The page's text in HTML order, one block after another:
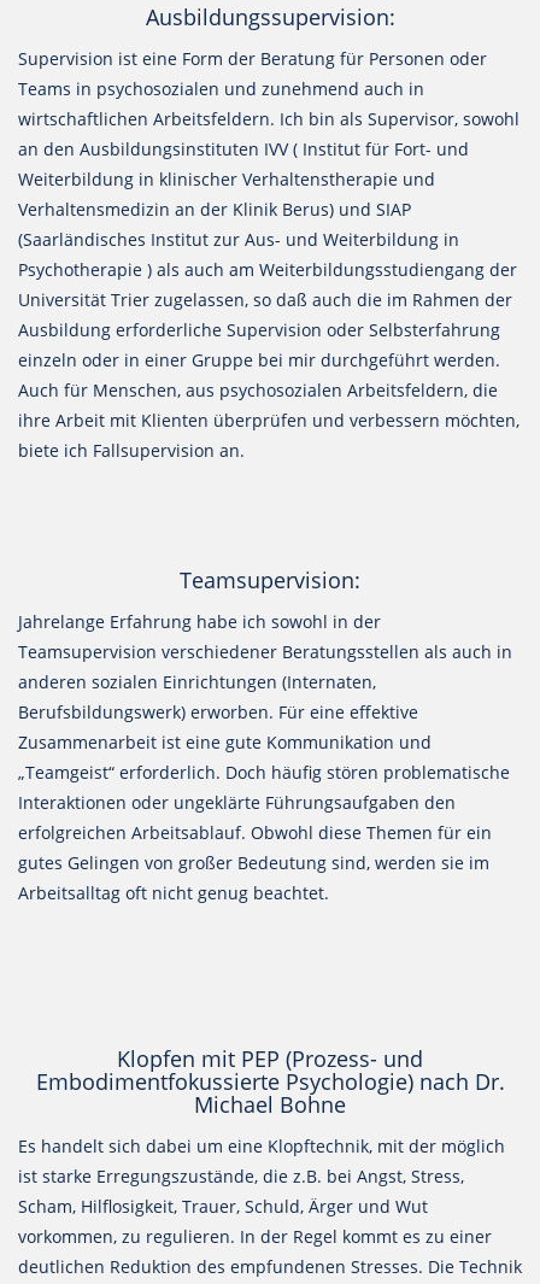
Ausbildungssupervision:
Supervision ist eine Form der Beratung für Personen oder
Teams in psychosozialen und zunehmend auch in
wirtschaftlichen Arbeitsfeldern. Ich bin als Supervisor, sowohl
an den Ausbildungsinstituten IVV ( Institut für Fort- und
Weiterbildung in klinischer Verhaltenstherapie und
Verhaltensmedizin an der Klinik Berus) und SIAP
(Saarländisches Institut zur Aus- und Weiterbildung in
Psychotherapie ) als auch am Weiterbildungsstudiengang der
Universität Trier zugelassen, so daß auch die im Rahmen der
Ausbildung erforderliche Supervision oder Selbsterfahrung
einzeln oder in einer Gruppe bei mir durchgeführt werden.
Auch für Menschen, aus psychosozialen Arbeitsfeldern, die
ihre Arbeit mit Klienten überprüfen und verbessern möchten,
biete ich Fallsupervision an.
Teamsupervision:
Jahrelange Erfahrung habe ich sowohl in der
Teamsupervision verschiedener Beratungsstellen als auch in
anderen sozialen Einrichtungen (Internaten,
Berufsbildungswerk) erworben. Für eine effektive
Zusammenarbeit ist eine gute Kommunikation und
„Teamgeist“ erforderlich. Doch häufig stören problematische
Interaktionen oder ungeklärte Führungsaufgaben den
erfolgreichen Arbeitsablauf. Obwohl diese Themen für ein
gutes Gelingen von großer Bedeutung sind, werden sie im
Arbeitsalltag oft nicht genug beachtet.
Klopfen mit PEP (Prozess- und
Embodimentfokussierte Psychologie) nach Dr.
Michael Bohne
Es handelt sich dabei um eine Klopftechnik, mit der möglich
ist starke Erregungszustände, die z.B. bei Angst, Stress,
Scham, Hilflosigkeit, Trauer, Schuld, Ärger und Wut
vorkommen, zu regulieren. In der Regel kommt es zu einer
deutlichen Reduktion des empfundenen Stresses. Die Technik